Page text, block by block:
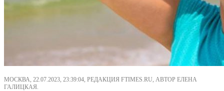
МОСКВА, 22.07.2023, 23:39:04, РЕДАКЦИЯ FTIMES.RU, АВТОР ЕЛЕНА
ГАЛИЦКАЯ.